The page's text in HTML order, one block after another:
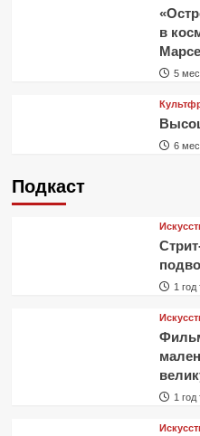
в
Марсе
5
6
Подкаст
1 год
1 год